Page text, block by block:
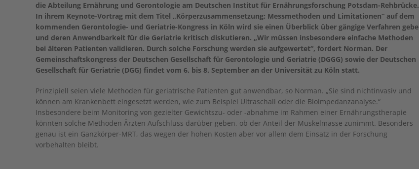
die Abteilung Ernährung und Gerontologie am Deutschen Institut für Ernährungsforschung Potsdam-Rehbrücke.
In ihrem Keynote-Vortrag mit dem Titel „Körperzusammensetzung: Messmethoden und Limitationen“ auf dem
kommenden Gerontologie- und Geriatrie-Kongress in Köln wird sie einen Überblick über gängige Verfahren
und deren Anwendbarkeit für die Geriatrie kritisch diskutieren. „Wir müssen insbesondere einfache Methoden
bei älteren Patienten validieren. Durch solche Forschung werden sie aufgewertet“, fordert Norman. Der
Gemeinschaftskongress der Deutschen Gesellschaft für Gerontologie und Geriatrie (DGGG) sowie der Deutschen
Gesellschaft für Geriatrie (DGG) findet vom 6. bis 8. September an der Universität zu Köln statt.
Prinzipiell seien viele Methoden für geriatrische Patienten gut anwendbar, so Norman. „Sie sind nichtinvasiv und
können am Krankenbett eingesetzt werden, wie zum Beispiel Ultraschall oder die Bioimpedanzanalyse.“
Insbesondere beim Monitoring von gezielter Gewichtszu- oder -abnahme im Rahmen einer Ernährungstherapie
könnten solche Methoden Ärzten Aufschluss darüber geben, ob der Anteil der Muskelmasse zunimmt. Besonders
genau ist ein Ganzkörper-MRT, das wegen der hohen Kosten aber vor allem dem Einsatz in der Forschung
vorbehalten bleibt.